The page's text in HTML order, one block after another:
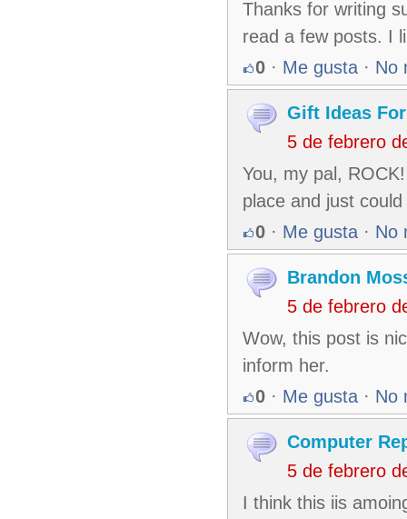
Thanks for writing
read a few posts. I
0 · Me gusta · No
Gift Ideas
5 de febrero
You, my pal,
place and just
0 · Me gusta · No
Brandon
5 de febrero
Wow, this post is
inform her.
0 · Me gusta · No
Computer
5 de febrero
I think this iis